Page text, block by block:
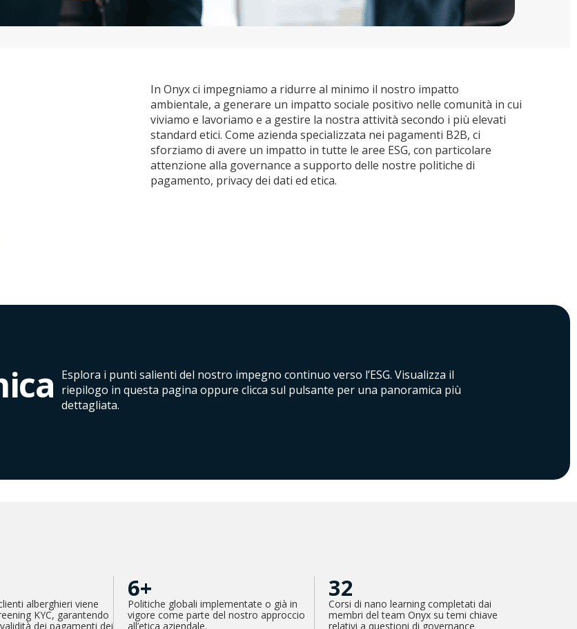
In Onyx ci impegniamo a ridurre al minimo il nostro impatto
ambientale, a generare un impatto sociale positivo nelle comunità in cui
viviamo e lavoriamo e a gestire la nostra attività secondo i più elevati
standard etici. Come azienda specializzata nei pagamenti B2B, ci
sforziamo di avere un impatto in tutte le aree ESG, con particolare
attenzione alla governance a supporto delle nostre politiche di
pagamento, privacy dei dati ed etica.
Esplora i punti salienti del nostro impegno continuo verso l’ESG. Visualizza il
riepilogo in questa pagina oppure clicca sul pulsante per una panoramica più
dettagliata.
alberghieri viene
KYC, garantendo
dei pagamenti dei
6+
Politiche globali implementate o già in
vigore come parte del nostro approccio
all’etica aziendale.
32
Corsi di nano learning completati dai
membri del team Onyx su temi chiave
relativi a questioni di governance